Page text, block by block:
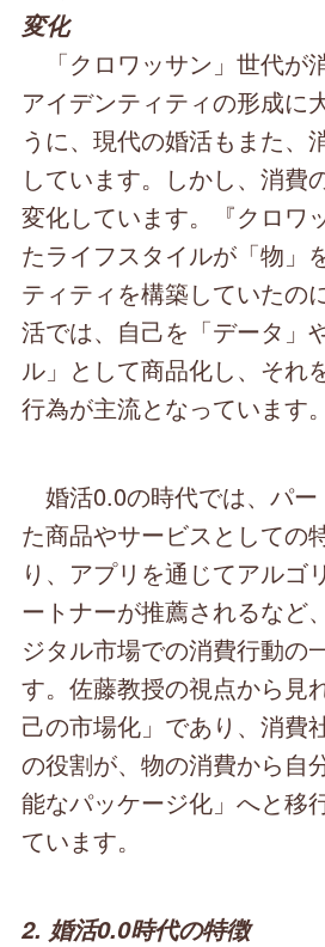
変化
「クロワッサン」世代が
アイデンティティの形成に
うに、現代の婚活もまた、
しています。しかし、消費
変化しています。『クロワ
たライフスタイルが「物」
ティティを構築していたの
活では、自己を「データ」
ル」として商品化し、それ
行為が主流となっています。
婚活0.0の時代では、パー
た商品やサービスとしての
り、アプリを通じてアルゴ
ートナーが推薦されるなど
ジタル市場での消費行動の
す。佐藤教授の視点から見
己の市場化」であり、消費
の役割が、物の消費から自
能なパッケージ化」へと移
ています。
2. 婚活0.0時代の特徴